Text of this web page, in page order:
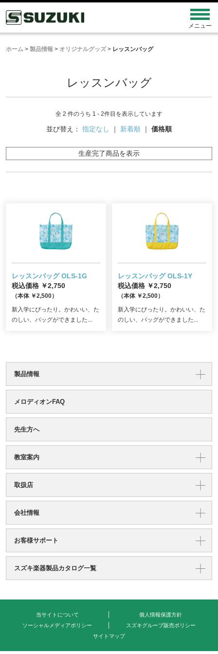
ホーム > 製品情報 > オリジナルグッズ> レッスンバッグ
レッスンバッグ
全 2 件のうち 1 - 2件目を表示しています
並び替え： 指定なし ｜ 新着順 ｜ 価格順
生産完了商品を表示
レッスンバッグ OLS-1G
税込価格 ￥2,750
（本体 ￥2,500）
新入学にぴったり。かわいい、た
のしい、バッグができました...
レッスンバッグ OLS-1Y
税込価格 ￥2,750
（本体 ￥2,500）
新入学にぴったり。かわいい、た
のしい、バッグができました...
製品情報
メロディオンFAQ
先生方へ
教室案内
取扱店
会社情報
お客様サポート
スズキ楽器製品カタログ一覧
当サイトについて
個人情報保護方針
ソーシャルメディアポリシー
スズキグループ販売ポリシー
サイトマップ